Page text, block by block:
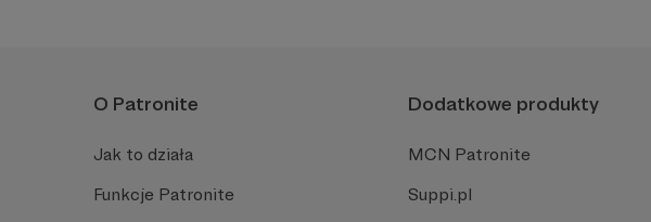
O Patronite
Jak to działa
Funkcje Patronite
Dodatkowe produkty
MCN Patronite
Suppi.pl